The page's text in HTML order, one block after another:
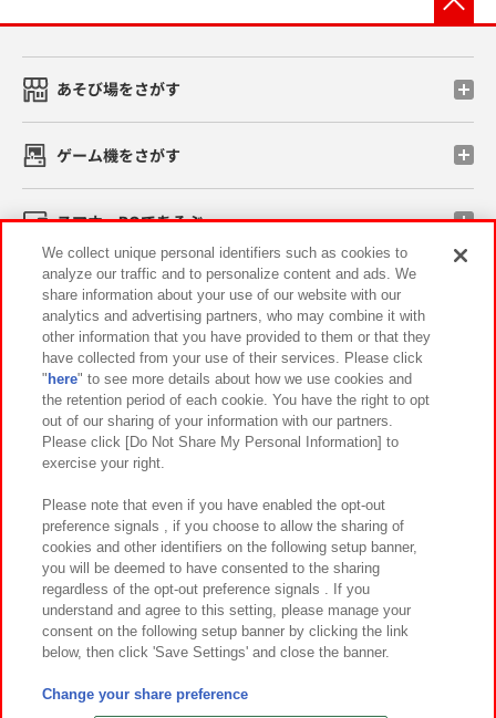
あそび場をさがす
ゲーム機をさがす
スマホ・PCであそぶ
イベント・キャンペーン
関連会社 サステナビリティ サイトポリシー
プライバシーポリシー ウェブアクセシビリティ方針と検証結果
お取引先さまとともに
カスタマーハラスメント対応方針 よくあるご質問・お問い合わせ
©Bandai Namco Amusement Inc.
©Bandai Namco Amusement Lab Inc.
We collect unique personal identifiers such as cookies to
analyze our traffic and to personalize content and ads. We
share information about your use of our website with our
analytics and advertising partners, who may combine it with
other information that you have provided to them or that they
have collected from your use of their services. Please click
" here" to see more details about how we use cookies and
the retention period of each cookie. You have the right to opt
out of our sharing of your information with our partners.
Please click [Do Not Share My Personal Information] to
exercise your right.
Please note that even if you have enabled the opt-out
preference signals , if you choose to allow the sharing of
cookies and other identifiers on the following setup banner,
you will be deemed to have consented to the sharing
regardless of the opt-out preference signals . If you
understand and agree to this setting, please manage your
consent on the following setup banner by clicking the link
below, then click 'Save Settings' and close the banner.
Change your share preference